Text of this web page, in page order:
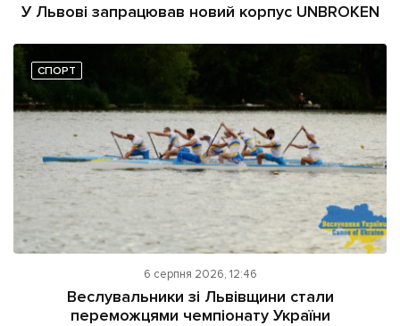
У Львові запрацював новий корпус UNBROKEN
СПОРТ
6 серпня 2026, 12:46
Веслувальники зі Львівщини стали
переможцями чемпіонату України